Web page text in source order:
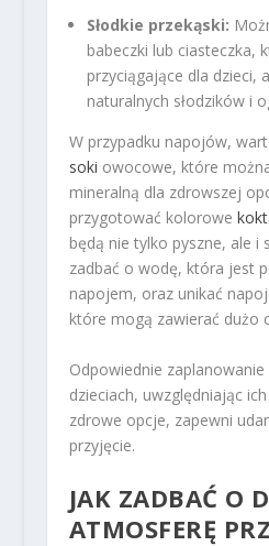
Słodkie przekąski:
babeczki lub ciasteczka,
przyciągające dla dzieci,
naturalnych słodzików i
W przypadku napojów,
soki owocowe, które
mineralną dla zdrowszej
przygotować kolorowe
będą nie tylko pyszne, ale i
zadbać o wodę, która jest
napojem, oraz unikać
które mogą zawierać dużo
Odpowiednie
dzieciach, uwzględniając
zdrowe opcje, zapewni
przyjęcie.
JAK ZADBAĆ O
ATMOSFERĘ